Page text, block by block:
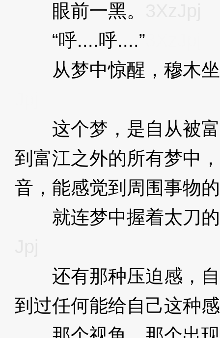
眼前一黑。
“呼....呼....”
从梦中惊醒，穆木坐
这个梦，是自从被富
到富江之外的所有梦中
音，能感觉到周围事物
就连梦中握着太刀的
还有那种压迫感，自
到过任何能给自己这种